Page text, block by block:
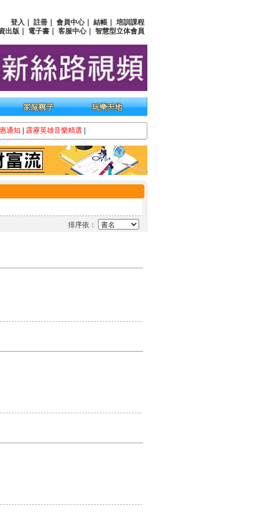
登入 註冊 會員中心｜ 結帳
培訓課程
出版 電子書 客服中心｜ 智慧型立体會員
通知 霹靂英雄音樂精選
排序依：